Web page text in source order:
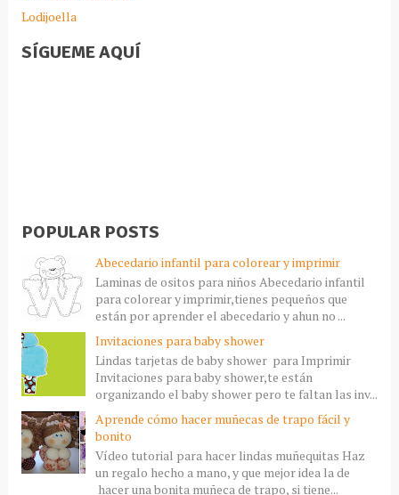
Lodijoella
SÍGUEME AQUÍ
POPULAR POSTS
Abecedario infantil para colorear y imprimir
Laminas de ositos para niños Abecedario infantil
para colorear y imprimir,tienes pequeños que
están por aprender el abecedario y ahun no ...
Invitaciones para baby shower
Lindas tarjetas de baby shower para Imprimir
Invitaciones para baby shower,te están
organizando el baby shower pero te faltan las inv...
Aprende cómo hacer muñecas de trapo fácil y
bonito
Vídeo tutorial para hacer lindas muñequitas Haz
un regalo hecho a mano, y que mejor idea la de
hacer una bonita muñeca de trapo, si tiene...